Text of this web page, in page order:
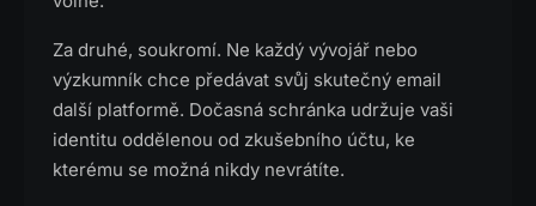
Za druhé, soukromí. Ne každý vývojář nebo
výzkumník chce předávat svůj skutečný email
další platformě. Dočasná schránka udržuje vaši
identitu oddělenou od zkušebního účtu, ke
kterému se možná nikdy nevrátíte.